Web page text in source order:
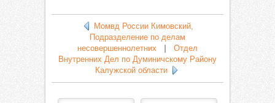
Момвд России Кимовский,
Подразделение по делам
несовершеннолетних
Отдел
Внутренних Дел по Думиничскому Району
Калужской области